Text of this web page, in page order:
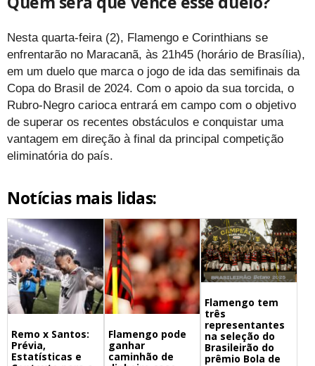
Nesta quarta-feira (2), Flamengo e Corinthians se
enfrentarão no Maracanã, às 21h45 (horário de Brasília),
em um duelo que marca o jogo de ida das semifinais da
Copa do Brasil de 2024. Com o apoio da sua torcida, o
Rubro-Negro carioca entrará em campo com o objetivo
de superar os recentes obstáculos e conquistar uma
vantagem em direção à final da principal competição
eliminatória do país.
Notícias mais lidas:
Remo x Santos:
Prévia,
Estatísticas e
Flamengo pode
ganhar
caminhão de
Flamengo tem
três
representantes
na seleção do
Brasileirão do
prêmio Bola de